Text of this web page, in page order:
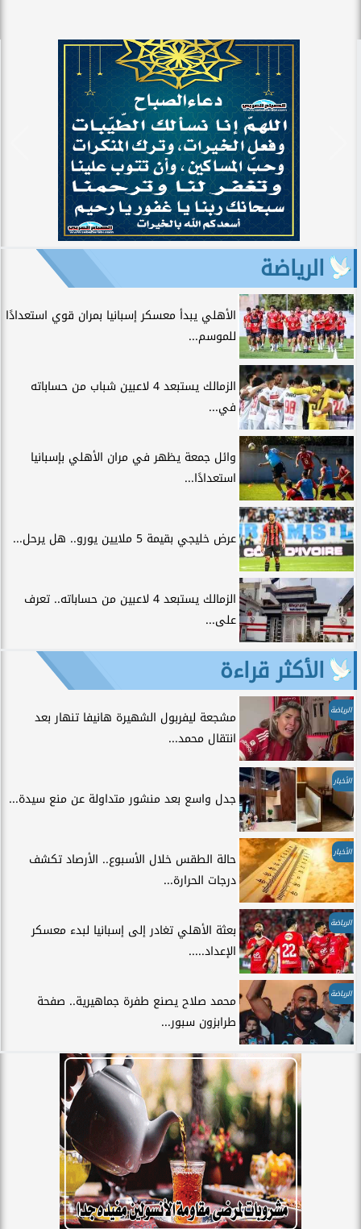
الرياضة
الأهلي يبدأ معسكر إسبانيا بمران قوي استعدادًا
للموسم...
الزمالك يستبعد 4 لاعبين شباب من حساباته
في...
وائل جمعة يظهر في مران الأهلي بإسبانيا
استعدادًا...
عرض خليجي بقيمة 5 ملايين يورو.. هل يرحل...
الزمالك يستبعد 4 لاعبين من حساباته.. تعرف
على...
الأكثر قراءة
الرياضة
مشجعة ليفربول الشهيرة هانيفا تنهار بعد
انتقال محمد...
الأخبار
جدل واسع بعد منشور متداولة عن منع سيدة...
الأخبار
حالة الطقس خلال الأسبوع.. الأرصاد تكشف
درجات الحرارة...
الرياضة
بعثة الأهلي تغادر إلى إسبانيا لبدء معسكر
الإعداد.....
الرياضة
محمد صلاح يصنع طفرة جماهيرية.. صفحة
طرابزون سبور...